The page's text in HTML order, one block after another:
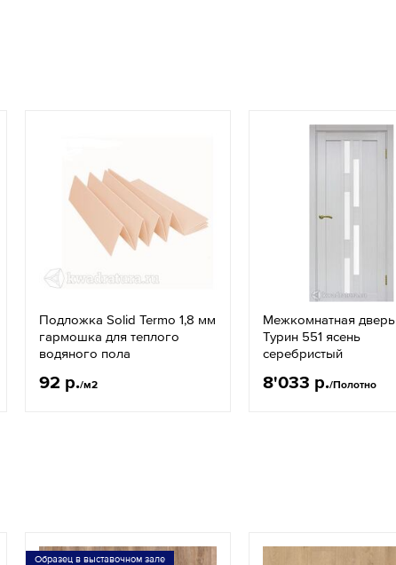
Подложка Solid Termo 1,8 мм
гармошка для теплого
водяного пола
92 р./м2
Межкомнатная
Турин 551 ясень
серебристый
8'033 р./Полотно
Образец в выставочном зале